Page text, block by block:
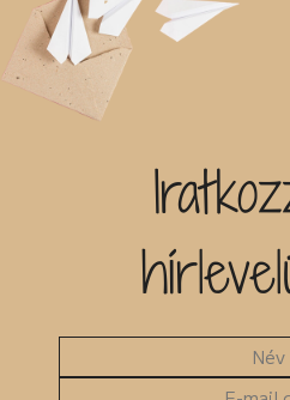
Sorozat
Címke
Új címke hozzáadása
MKMT könyv